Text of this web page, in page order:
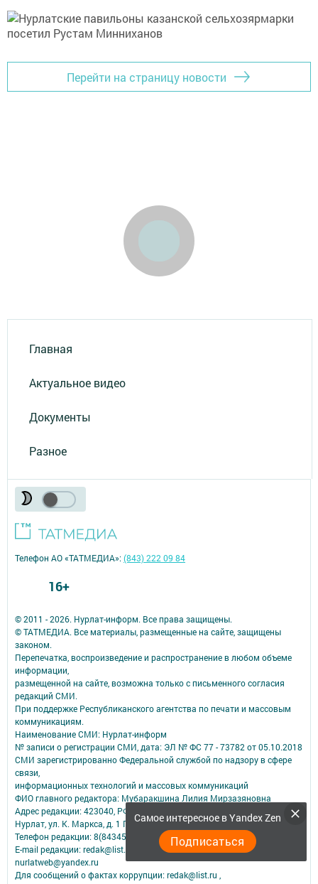
Перейти на страницу новости
Главная
Актуальное видео
Документы
Разное
Самое интересное в Yandex Zen
Подписаться
© 2011 - 2026. Нурлат-⁠информ. Все права защищены.
© ТАТМЕДИА. Все материалы, размещенные на сайте, защищены
законом.
Перепечатка, воспроизведение и распространение в любом объеме
информации,
размещенной на сайте, возможна только с письменного согласия
редакций СМИ.
При поддержке Республиканского агентства по печати и массовым
коммуникациям.
Наименование СМИ: Нурлат-⁠информ
№ записи о регистрации СМИ, дата: ЭЛ № ФС 77 -⁠ 73782 от 05.10.2018
СМИ зарегистрированно Федеральной службой по надзору в сфере
связи,
информационных технологий и массовых коммуникаций
ФИО главного редактора: Мубаракшина Лилия Мирзазяновна
Адрес редакции: 423040, РФ, Республика Татарстан, Нурлатский р-н, г.
Нурлат, ул. К. Маркса, д. 1 Г
Телефон редакции: 8(84345) 2-36-13
E-mail редакции: redak@list.ru
nurlatweb@yandex.ru
Для сообщений о фактах коррупции: redak@list.ru ,
Телефон АО «ТАТМЕДИА»:(843) 222 09 84
16+